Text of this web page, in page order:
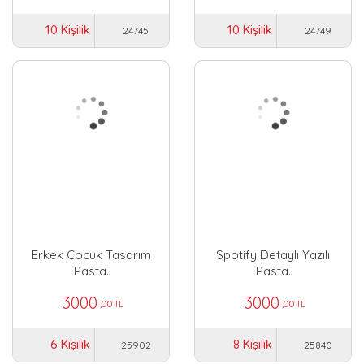
10 Kişilik 24745 10 Kişilik 24749
Erkek Çocuk Tasarım
Pasta.
3000 ,00 TL
6 Kişilik 25902
Spotify Detaylı Yazılı
Pasta.
3000 ,00 TL
8 Kişilik 25840